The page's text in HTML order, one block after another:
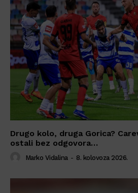
Drugo kolo, druga Gorica?
ostali bez odgovora…
Marko Vidalina - 8. kolovoza 2026.